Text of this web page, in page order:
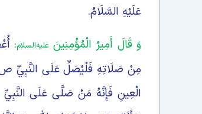
عَلَيْهِ السَّلَامُ.
وَ قَالَ أَمِيرُ الْمُؤْمِنِينَ علیه‌السلام:‏
مِنْ صَلَاتِهِ فَلْيُصَلِّ عَلَى النَّبِيِّ ص وَ
الْعِينِ فَإِنَّهُ مَنْ صَلَّى عَلَى